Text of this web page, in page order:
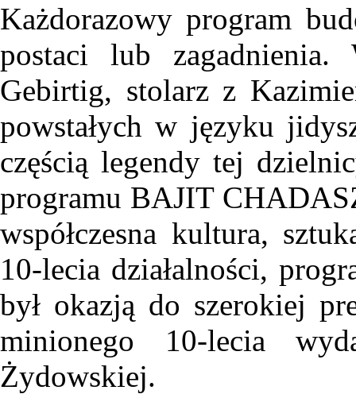
Każdorazowy program
postaci lub
Gebirtig, stolarz z
powstałych w języku
częścią legendy tej
programu BAJIT
współczesna kultura,
10-lecia działalności,
był okazją do szerokiej
minionego 10-lecia
Żydowskiej.